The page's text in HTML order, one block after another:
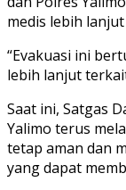
medis lebih
“Evakuasi ini
lebih lanjut
Saat ini, Satgas
Yalimo terus
tetap aman dan
yang dapat